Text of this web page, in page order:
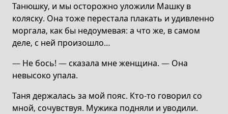
Танюшку, и мы осторожно уложили Машку в
коляску. Она тоже перестала плакать и удивленно
моргала, как бы недоумевая: а что же, в самом
деле, с ней произошло…
— Не бось! — сказала мне женщина. — Она
невысоко упала.
Таня держалась за мой пояс. Кто-то говорил со
мной, сочувствуя. Мужика подняли и уводили.